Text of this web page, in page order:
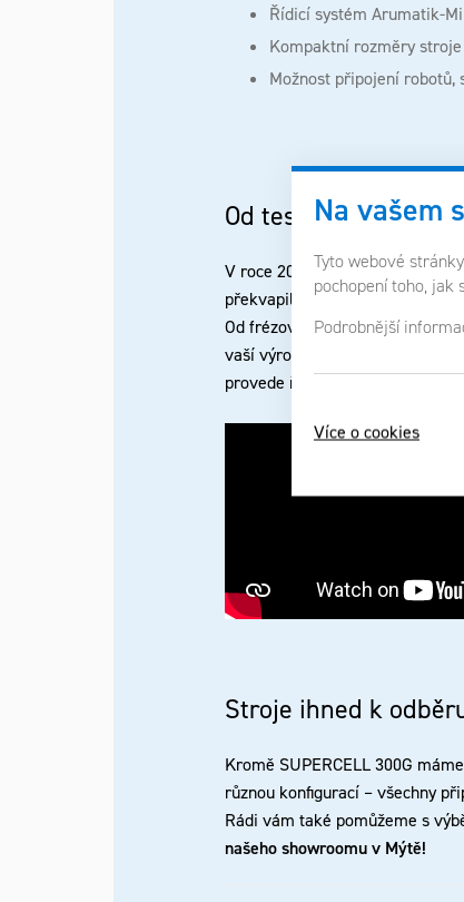
Na vašem
Tyto webové
pochopení toho, jak
Podrobnější
Více o cookies
Řídicí systém Arumatik-
Kompaktní rozměry
Možnost připojení
Od testování k
V roce 2022 jsme stroj pořídili
překvapil.
Od frézovacích těles po různé
vaší výrobě. Přijeďte si ho
provede ředitel divize strojů a
Stroje ihned k
Kromě SUPERCELL 300G
různou konfigurací – všechny
Rádi vám také pomůžeme s
našeho showroomu v Mýtě!